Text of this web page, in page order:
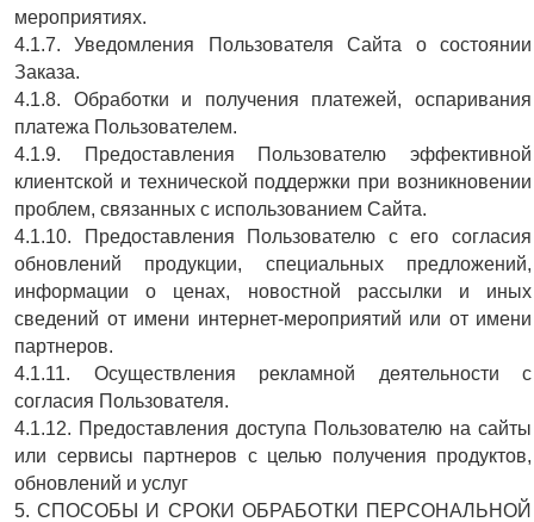
мероприятиях.
4.1.7. Уведомления Пользователя Сайта о состоянии
Заказа.
4.1.8. Обработки и получения платежей, оспаривания
платежа Пользователем.
4.1.9. Предоставления Пользователю эффективной
клиентской и технической поддержки при возникновении
проблем, связанных с использованием Сайта.
4.1.10. Предоставления Пользователю с его согласия
обновлений продукции, специальных предложений,
информации о ценах, новостной рассылки и иных
сведений от имени интернет-мероприятий или от имени
партнеров.
4.1.11. Осуществления рекламной деятельности с
согласия Пользователя.
4.1.12. Предоставления доступа Пользователю на сайты
или сервисы партнеров с целью получения продуктов,
обновлений и услуг
5. СПОСОБЫ И СРОКИ ОБРАБОТКИ ПЕРСОНАЛЬНОЙ